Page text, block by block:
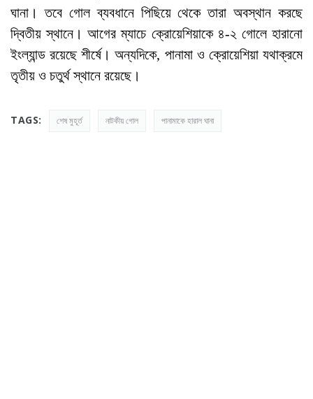
ঘানা। তবে গোল ব্যবধানে পিছিয়ে থেকে তারা অবস্থান করছে
দ্বিতীয় স্থানে। আগের ম্যাচে ক্রোয়েশিয়াকে ৪-২ গোলে হারানো
ইংল্যান্ড রয়েছে শীর্ষে। অন্যদিকে, পানামা ও ক্রোয়েশিয়া যথাক্রমে
তৃতীয় ও চতুর্থ স্থানে রয়েছে।
TAGS: শেষ মুহূর্ত নাটকীয় গোল পানামাকে হারাল ঘানা